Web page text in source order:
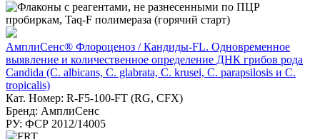
АмплиСенс® Флороценоз / Кандиды-FL. Одновременное
выявление и количественное определение ДНК грибов рода
Candida (C. albicans, C. glabrata, C. krusei, C. parapsilosis и C.
tropicalis)
Кат. Номер: R-F5-100-FT (RG, CFX)
Бренд: АмплиСенс
РУ: ФСР 2012/14005